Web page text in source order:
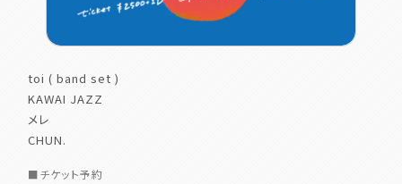
toi ( band set )
KAWAI JAZZ
メレ
CHUN.
■チケット予約